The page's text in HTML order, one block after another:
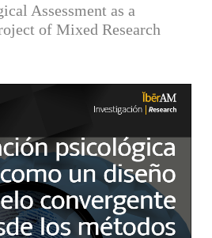
Assessment as a
of Mixed Research